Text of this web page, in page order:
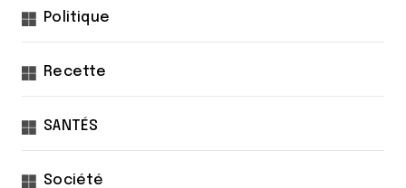
Politique
Recette
SANTÉS
Société